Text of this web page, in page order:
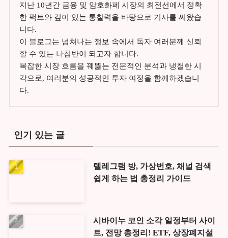
지난 10년간 금융 및 암호화폐 시장의 최전선에서 정확
한 팩트와 깊이 있는 통찰력을 바탕으로 기사를 써왔습
니다.
이 블로그는 넘쳐나는 정보 속에서 독자 여러분께 신뢰
할 수 있는 나침반이 되고자 합니다.
복잡한 시장 흐름을 꿰뚫는 전문적인 분석과 냉철한 시
각으로, 여러분의 성공적인 투자 여정을 함께하겠습니
다.
인기 있는 글
텔레그램 방, 가상번호, 채널 검색
쉽게 하는 법 총정리 가이드
시바이누 코인 소각 일정부터 사이
트, 전망 총정리! ETF, 상장폐지설